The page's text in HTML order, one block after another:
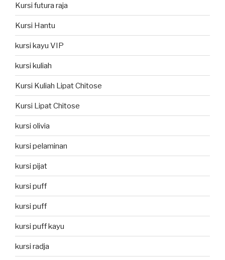
Kursi futura raja
Kursi Hantu
kursi kayu VIP
kursi kuliah
Kursi Kuliah Lipat Chitose
Kursi Lipat Chitose
kursi olivia
kursi pelaminan
kursi pijat
kursi puff
kursi puff
kursi puff kayu
kursi radja